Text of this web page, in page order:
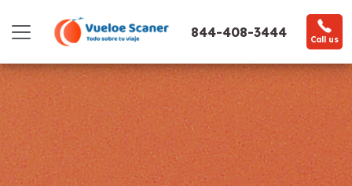
844-408-3444 Call us